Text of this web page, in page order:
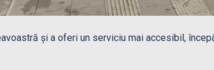
și a oferi un serviciu mai accesibil,